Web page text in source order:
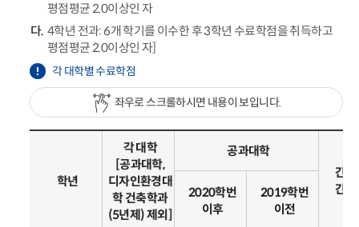
평점평균 2.0이상인 자
4학년 전과: 6개 학기를 이수한 후 3학년 수료학점을 취득하고
평점평균 2.0이상인 자]
각 대학별 수료학점
좌우로 스크롤하시면 내용이 보입니다.
학년
각 대학
[공과대학,
디자인환경대
학 건축학과
(5년제) 제외]
공과대학
간
간
2020학번
이후
2019학번
이전